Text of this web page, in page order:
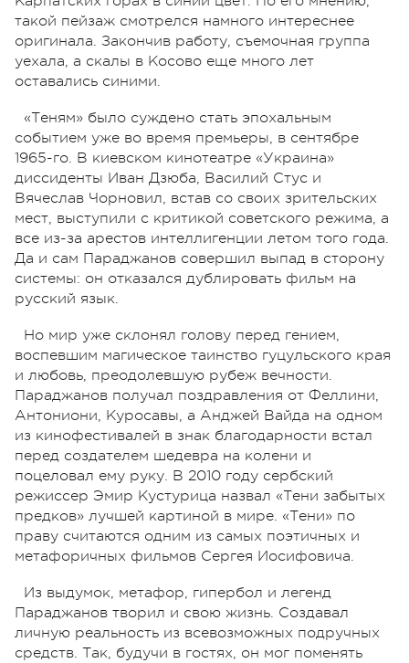
такой пейзаж смотрелся намного интереснее
оригинала. Закончив работу, съемочная группа
уехала, а скалы в Косово еще много лет
оставались синими.
«Теням» было суждено стать эпохальным
событием уже во время премьеры, в сентябре
1965-го. В киевском кинотеатре «Украина»
диссиденты Иван Дзюба, Василий Стус и
Вячеслав Чорновил, встав со своих зрительских
мест, выступили с критикой советского режима, а
все из-за арестов интеллигенции летом того года.
Да и сам Параджанов совершил выпад в сторону
системы: он отказался дублировать фильм на
русский язык.
Но мир уже склонял голову перед гением,
воспевшим магическое таинство гуцульского края
и любовь, преодолевшую рубеж вечности.
Параджанов получал поздравления от Феллини,
Антониони, Куросавы, а Анджей Вайда на одном
из кинофестивалей в знак благодарности встал
перед создателем шедевра на колени и
поцеловал ему руку. В 2010 году сербский
режиссер Эмир Кустурица назвал «Тени забытых
предков» лучшей картиной в мире. «Тени» по
праву считаются одним из самых поэтичных и
метафоричных фильмов Сергея Иосифовича.
Из выдумок, метафор, гипербол и легенд
Параджанов творил и свою жизнь. Создавал
личную реальность из всевозможных подручных
средств. Так, будучи в гостях, он мог поменять